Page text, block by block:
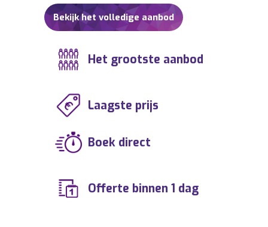
Bekijk het volledige aanbod
Het grootste aanbod
Laagste prijs
Boek direct
Offerte binnen 1 dag